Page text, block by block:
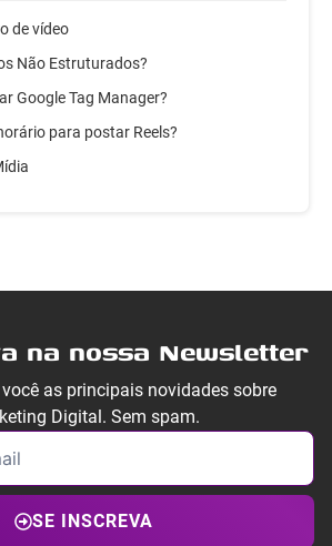
de vídeo
Não Estruturados?
Google Tag Manager?
para postar Reels?
na nossa Newsletter
as principais novidades sobre
Digital. Sem spam.
SE INSCREVA